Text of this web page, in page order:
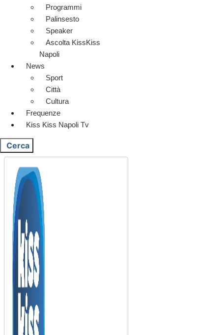
Programmi
Palinsesto
Speaker
Ascolta KissKiss
Napoli
News
Sport
Città
Cultura
Frequenze
Kiss Kiss Napoli Tv
Cerca